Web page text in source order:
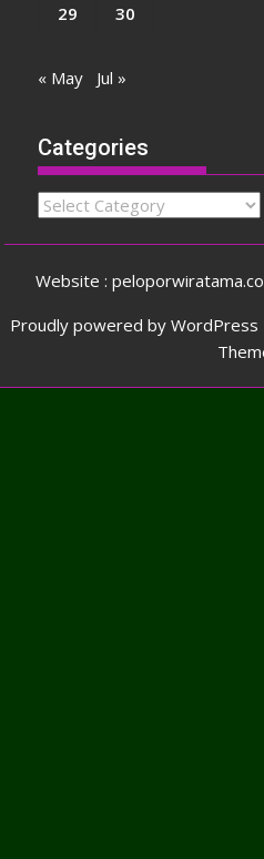
29
30
« May Jul »
Categories
Categories
Website :
Proudly powered by WordPress